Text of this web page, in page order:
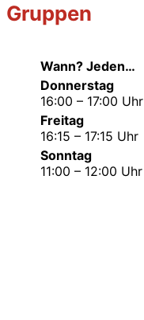
Gruppen
Wann? Jeden…
Donnerstag
16:00 – 17:00 Uhr
Freitag
16:15 – 17:15 Uhr
Sonntag
11:00 – 12:00 Uhr